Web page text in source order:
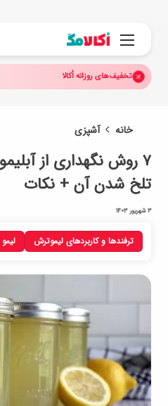
منو
تخفیف‌های روزانه اُکالا
خانه آشپزی
ترفندها و کاربردهای لیموترش
۷ روش نگهداری از
تلخ شدن آن + نکات
3 شهریور 1403